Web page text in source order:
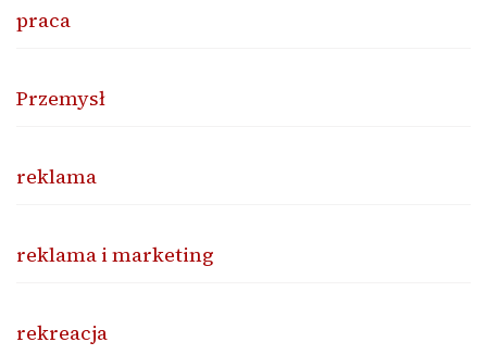
praca
Przemysł
reklama
reklama i marketing
rekreacja